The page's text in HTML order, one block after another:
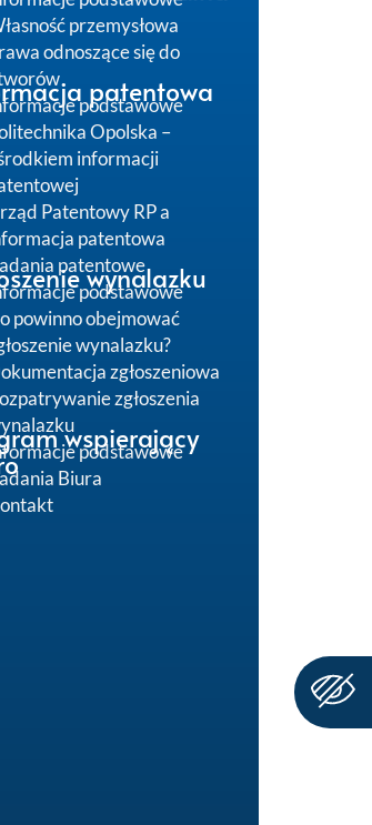
przemysłowa
odnoszące się do
patentowa
podstawowe
Opolska –
informacji
Patentowy RP a
patentowa
patentowe
wynalazku
podstawowe
powinno obejmować
wynalazku?
zgłoszeniowa
zgłoszenia
wspierający
podstawowe
Biura